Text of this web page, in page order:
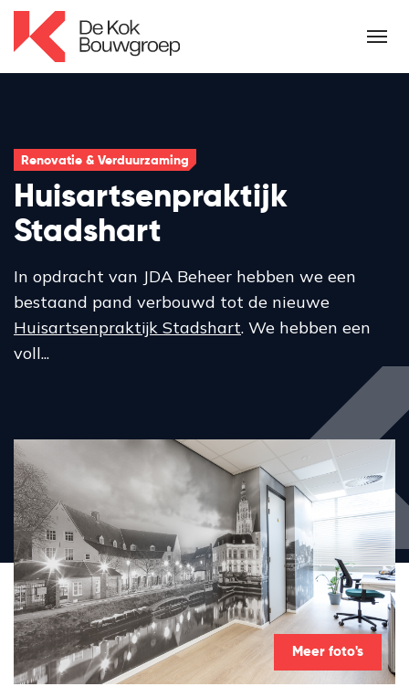
Renovatie & Verduurzaming
Huisartsenpraktijk
Stadshart
In opdracht van JDA Beheer hebben we een
bestaand pand verbouwd tot de nieuwe
Huisartsenpraktijk Stadshart. We hebben een
voll...
Meer foto's